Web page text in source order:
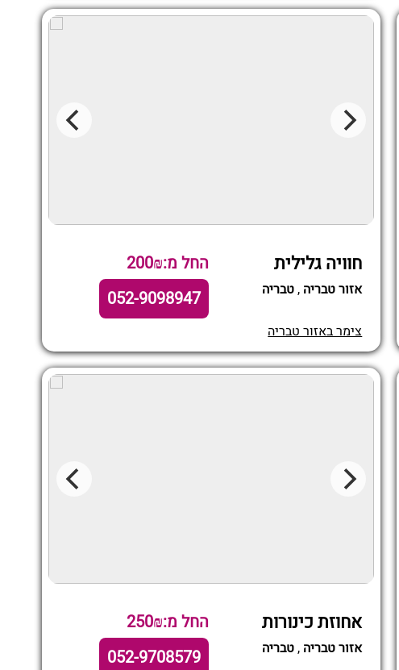
חוויה גלילית החל מ:200₪
אזור טבריה ,טבריה 052-9098947
צימר באזור טבריה
אחוזת כינורות החל מ:250₪
אזור טבריה ,טבריה 052-9708579